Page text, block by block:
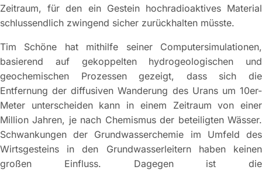
Zeitraum, für den ein Gestein hochradioaktives Material
schlussendlich zwingend sicher zurückhalten müsste.
Tim Schöne hat mithilfe seiner Computersimulationen,
basierend auf gekoppelten hydrogeologischen und
geochemischen Prozessen gezeigt, dass sich die
Entfernung der diffusiven Wanderung des Urans um 10er-
Meter unterscheiden kann in einem Zeitraum von einer
Million Jahren, je nach Chemismus der beteiligten Wässer.
Schwankungen der Grundwasserchemie im Umfeld des
Wirtsgesteins in den Grundwasserleitern haben keinen
großen Einfluss. Dagegen ist die